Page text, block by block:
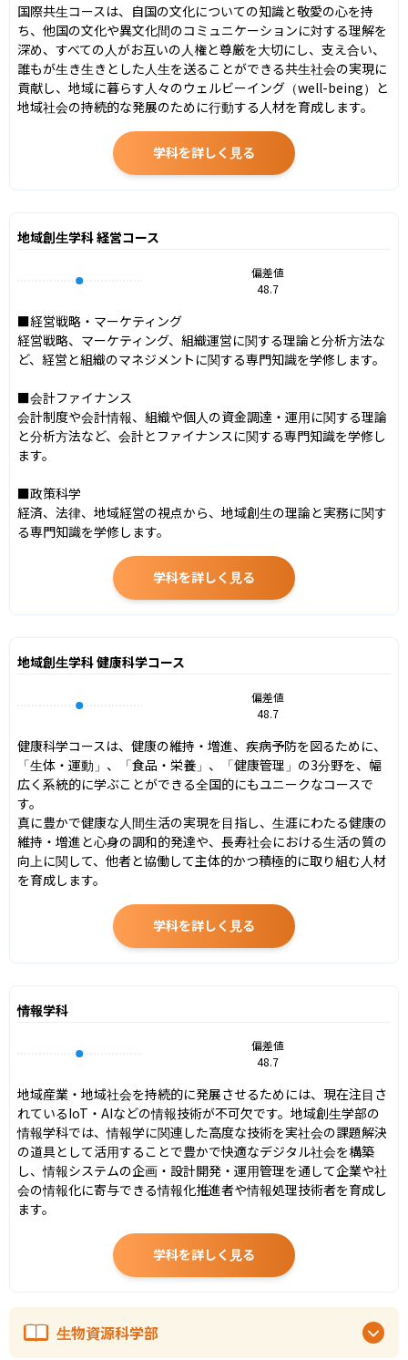
国際共生コースは、自国の文化についての知識と敬愛の心を持
ち、他国の文化や異文化間のコミュニケーションに対する理解を
深め、すべての人がお互いの人権と尊厳を大切にし、支え合い、
誰もが生き生きとした人生を送ることができる共生社会の実現に
貢献し、地域に暮らす人々のウェルビーイング（well-being）と
地域社会の持続的な発展のために行動する人材を育成します。
学科を詳しく見る
地域創生学科 経営コース
偏差値
48.7
■経営戦略・マーケティング
経営戦略、マーケティング、組織運営に関する理論と分析方法な
ど、経営と組織のマネジメントに関する専門知識を学修します。
■会計ファイナンス
会計制度や会計情報、組織や個人の資金調達・運用に関する理論
と分析方法など、会計とファイナンスに関する専門知識を学修し
ます。
■政策科学
経済、法律、地域経営の視点から、地域創生の理論と実務に関す
る専門知識を学修します。
学科を詳しく見る
地域創生学科 健康科学コース
偏差値
48.7
健康科学コースは、健康の維持・増進、疾病予防を図るために、
「生体・運動」、「食品・栄養」、「健康管理」の3分野を、幅
広く系統的に学ぶことができる全国的にもユニークなコースで
す。
真に豊かで健康な人間生活の実現を目指し、生涯にわたる健康の
維持・増進と心身の調和的発達や、長寿社会における生活の質の
向上に関して、他者と協働して主体的かつ積極的に取り組む人材
を育成します。
学科を詳しく見る
情報学科
偏差値
48.7
地域産業・地域社会を持続的に発展させるためには、現在注目さ
れているIoT・AIなどの情報技術が不可欠です。地域創生学部の
情報学科では、情報学に関連した高度な技術を実社会の課題解決
の道具として活用することで豊かで快適なデジタル社会を構築
し、情報システムの企画・設計開発・運用管理を通して企業や社
会の情報化に寄与できる情報化推進者や情報処理技術者を育成し
ます。
学科を詳しく見る
生物資源科学部